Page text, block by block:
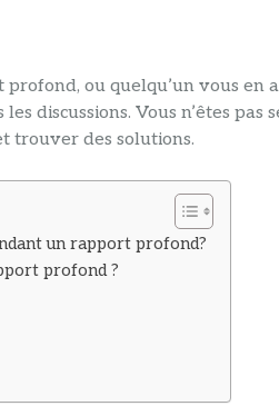
ou quelqu’un vous en
discussions. Vous n’êtes pas
trouver des solutions.
un rapport profond?
profond ?